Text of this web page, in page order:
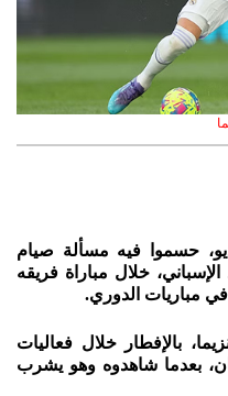
حسموا فيه مسألة صيام
خلال مباراة فريقه
في مباريات الدوري.
بالإفطار خلال فعاليات
بعدما شاهدوه وهو يشرب